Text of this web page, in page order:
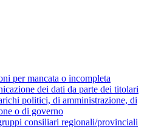
per mancata o incompleta
dei dati da parte dei titolari
politici, di amministrazione, di
o di governo
consiliari regionali/provinciali